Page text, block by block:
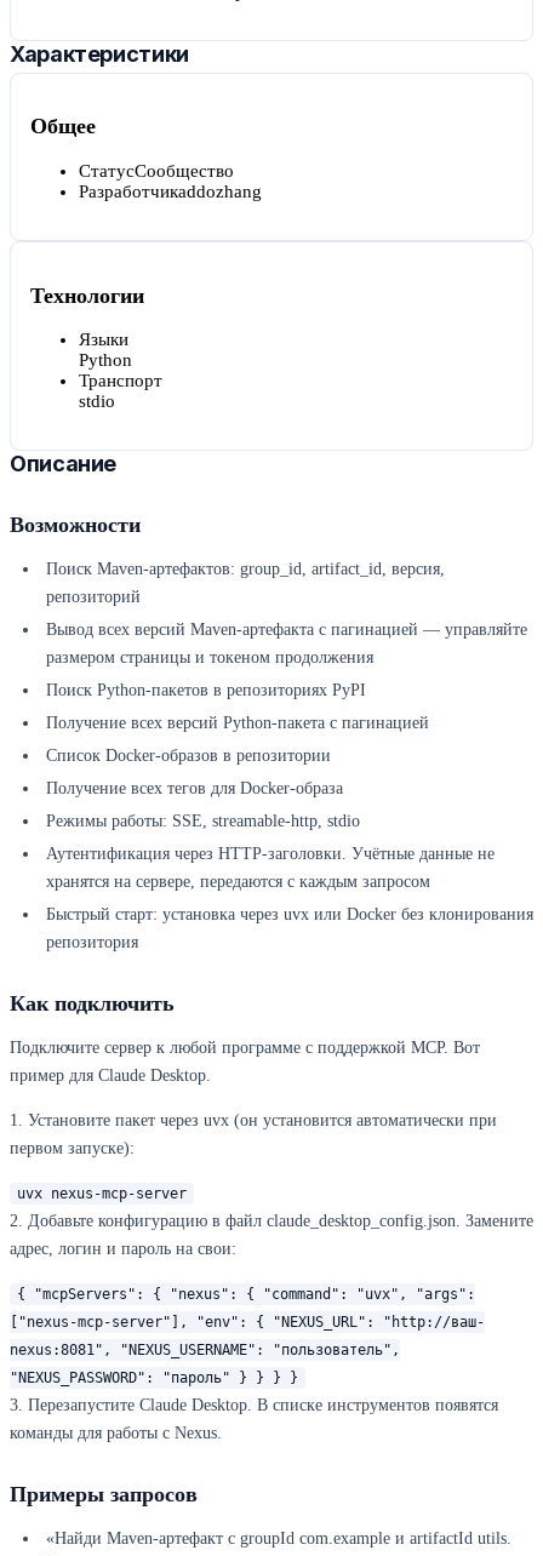
Характеристики
Общее
СтатусСообщество
Разработчикaddozhang
Технологии
Языки
Python
Транспорт
stdio
Описание
Возможности
Поиск Maven-артефактов: group_id, artifact_id, версия,
репозиторий
Вывод всех версий Maven-артефакта с пагинацией — управляйте
размером страницы и токеном продолжения
Поиск Python-пакетов в репозиториях PyPI
Получение всех версий Python-пакета с пагинацией
Список Docker-образов в репозитории
Получение всех тегов для Docker-образа
Режимы работы: SSE, streamable-http, stdio
Аутентификация через HTTP-заголовки. Учётные данные не
хранятся на сервере, передаются с каждым запросом
Быстрый старт: установка через uvx или Docker без клонирования
репозитория
Как подключить
Подключите сервер к любой программе с поддержкой MCP. Вот
пример для Claude Desktop.
1. Установите пакет через uvx (он установится автоматически при
первом запуске):
uvx nexus-mcp-server
2. Добавьте конфигурацию в файл claude_desktop_config.json. Замените
адрес, логин и пароль на свои:
{ "mcpServers": { "nexus": { "command": "uvx", "args":
["nexus-mcp-server"], "env": { "NEXUS_URL": "http://ваш-
nexus:8081", "NEXUS_USERNAME": "пользователь",
"NEXUS_PASSWORD": "пароль" } } } }
3. Перезапустите Claude Desktop. В списке инструментов появятся
команды для работы с Nexus.
Примеры запросов
«Найди Maven-артефакт с groupId com.example и artifactId utils.